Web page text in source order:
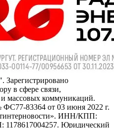
в сфере связи,
массовых коммуникаций.
83364 от 03 июня 2022 г.
ИНН/КПП:
1178617004257. Юридический